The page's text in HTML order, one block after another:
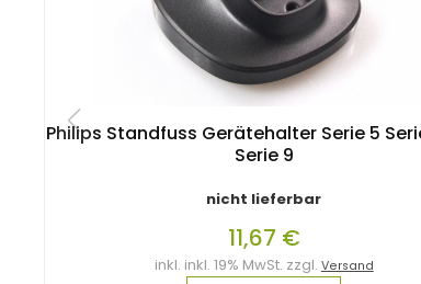
Philips Standfuss Gerätehalter Serie 5
Serie 9
nicht lieferbar
11,67 €
inkl. inkl. 19% MwSt. zzgl. Versand